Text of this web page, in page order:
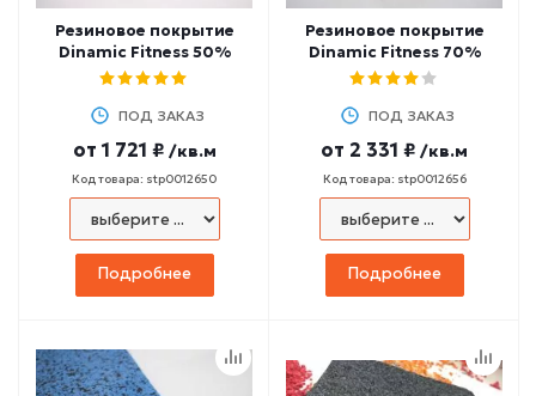
Резиновое покрытие
Dinamic Fitness 50%
ПОД ЗАКАЗ
от 1 721 ₽ /кв.м
Код товара: stp0012650
Подробнее
Резиновое покрытие
Dinamic Fitness 70%
ПОД ЗАКАЗ
от 2 331 ₽ /кв.м
Код товара: stp0012656
Подробнее